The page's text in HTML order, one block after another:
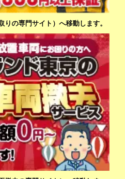
りの専門サイト）へ移動します。